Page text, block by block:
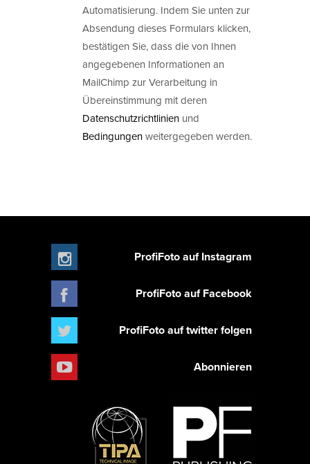
Automatisierung. Indem Sie unten zur
Absendung dieses Formulars klicken,
bestätigen Sie, dass die von Ihnen
angegebenen Informationen an
MailChimp zur Verarbeitung in
Übereinstimmung mit deren
Datenschutzrichtlinien und
Bedingungenweitergegeben werden.
ProfiFoto auf Instagram
ProfiFoto auf Facebook
ProfiFoto auf twitter folgen
Abonnieren